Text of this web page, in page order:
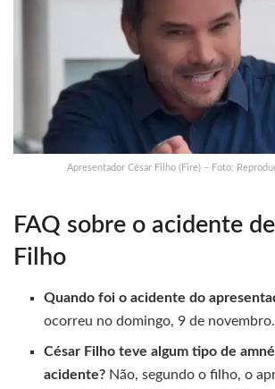
Apresentador César Filho (Fire) – Foto:
FAQ sobre o acidente
Filho
Quando foi o acidente do
ocorreu no domingo, 9 de novembro.
César Filho teve algum tipo de
acidente? Não, segundo o filho, o